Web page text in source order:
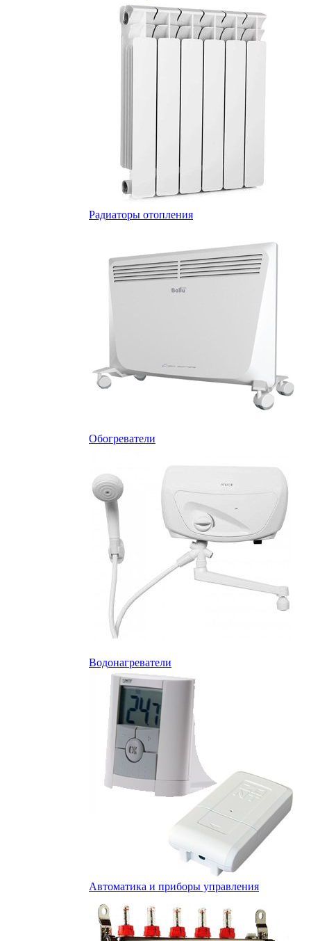
Радиаторы отопления
Обогреватели
Водонагреватели
Автоматика и приборы управления